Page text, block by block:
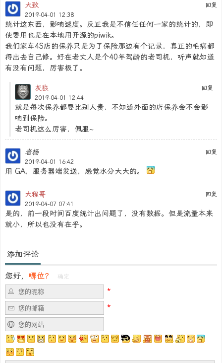
回复
大致
2019-04-01 12:38
统计这东西，影响速度。反正我是不信任任何一家的统计的，即
使要用也是在本地用开源的piwik。
我们家车4S店的保养只是为了保险那边有个记录，真正的毛病都
得出去自己修。好在老丈人是个40年驾龄的老司机，听声就知道
有没有问题，厉害极了。
回复
灰狼
2019-04-01 12:44
就是每次保养都要比别人贵，不知道外面的店保养会不会影
响到保险。
老司机这么厉害，佩服~
回复
老杨
2019-04-01 16:42
用 GA，服务器端发送，感觉水分大大的。
回复
大程哥
2019-04-07 07:41
是的，前一段时间百度统计出问题了，没有数据。但是流量本来
就小，所以也没有在乎。
添加评论
您好， 哪位？ 确定